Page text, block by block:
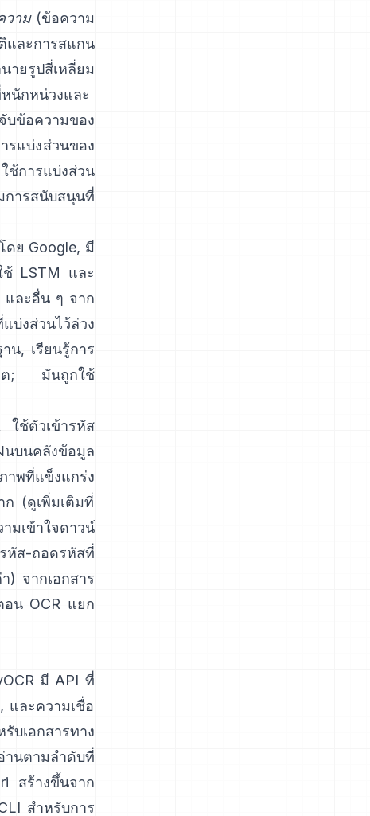
วาม(ข้อความ
และการสแกน
ายรูปสี่เหลี่ยม
นักหน่วงและ
บข้อความของ
แบ่งส่วนของ
ใช้การแบ่งส่วน
ารสนับสนุนที่
ดย Google, มี
ช้ LSTM และ
และอื่น ๆ จาก
บ่งส่วนไว้ล่วง
น, เรียนรู้การ
พุต; มันถูกใช้
ใช้ตัวเข้ารหัส
บนคลังข้อมูล
าพที่แข็งแกร่ง
(ดูเพิ่มเติมที่
มเข้าใจดาวน์
รหัส-ถอดรหัสที่
) จากเอกสาร
อน OCR แยก
มี API ที่
และความเชื่อ
เอกสารทาง
านตามลำดับที่
สร้างขึ้นจาก
สำหรับการ